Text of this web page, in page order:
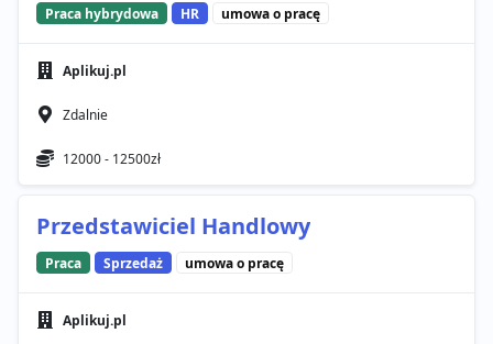
Praca hybrydowa HR umowa o pracę
Aplikuj.pl
Zdalnie
12000 - 12500zł
Przedstawiciel Handlowy
Praca Sprzedaż umowa o pracę
Aplikuj.pl